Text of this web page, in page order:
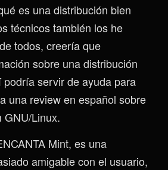
es una distribución bien
técnicos también los he
todos, creería que
sobre una distribución
servir de ayuda para
una review en español sobre
GNU/Linux.
Mint, es una
amigable con el usuario,